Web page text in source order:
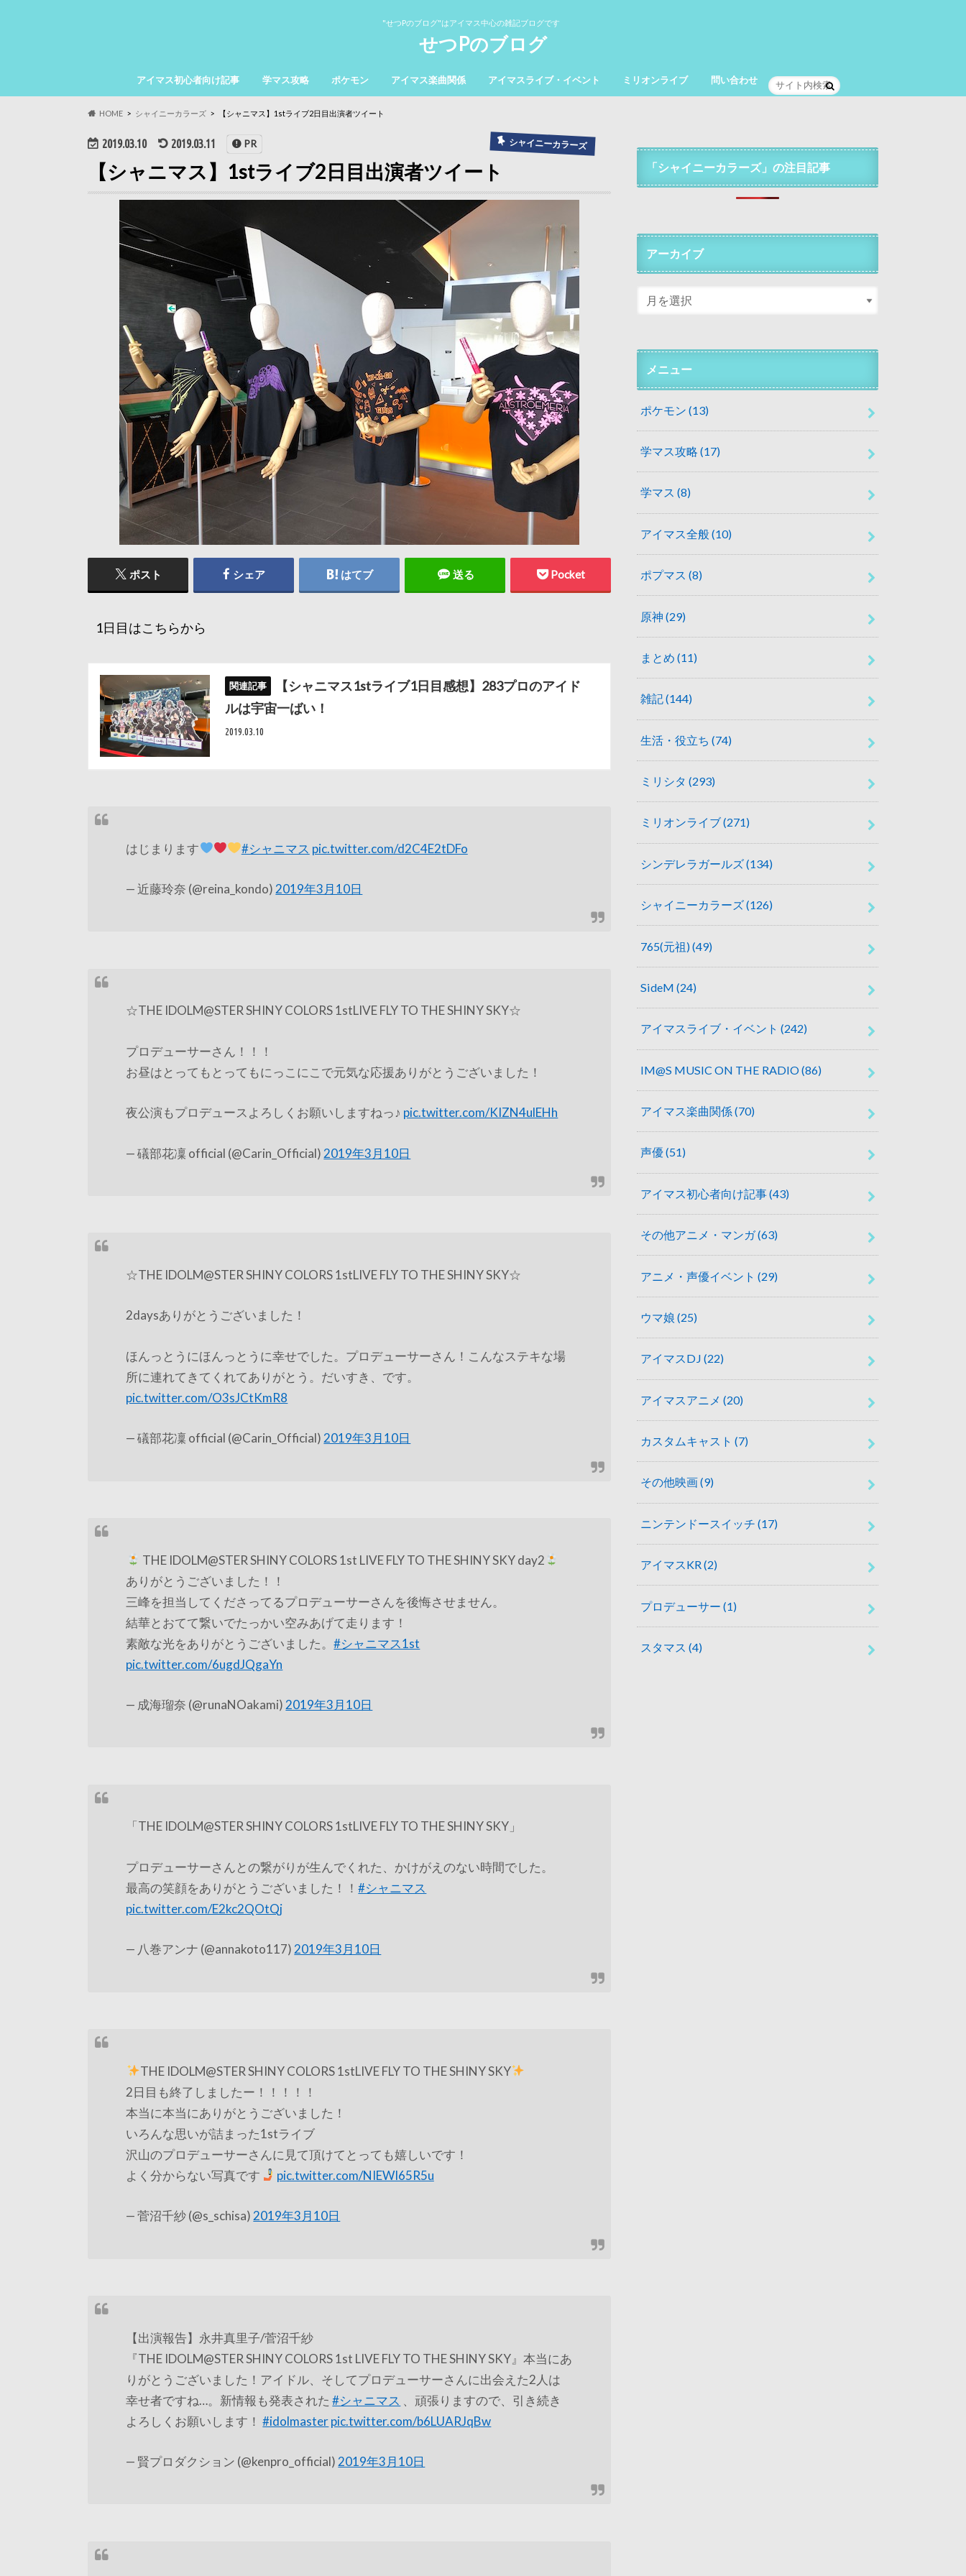
"せつPのブログ"はアイマス中心の雑記ブログです
せつPのブログ
アイマス初心者向け記事 学マス攻略 ポケモン アイマス楽曲関係 アイマスライブ・イベント ミリオンライブ 問い合わせ
HOME シャイニーカラーズ 【シャニマス】1stライブ2日目出演者ツイート
2019.03.10 2019.03.11 シャイニーカラーズ
PR
【シャニマス】1stライブ2日目出演者ツイート
ポスト シェア はてブ 送る Pocket
1日目はこちらから
【シャニマス1stライブ1日目感想】283プロのアイド
ルは宇宙一ばい！
2019.03.10
はじまります #シャニマス pic.twitter.com/d2C4E2tDFo
— 近藤玲奈 (@reina_kondo) 2019年3月10日
☆THE IDOLM@STER SHINY COLORS 1stLIVE FLY TO THE SHINY SKY☆
プロデューサーさん！！！
お昼はとってもとってもにっこにこで元気な応援ありがとうございました！
夜公演もプロデュースよろしくお願いしますねっ♪ pic.twitter.com/KIZN4ulEHh
— 礒部花凜 official (@Carin_Official) 2019年3月10日
☆THE IDOLM@STER SHINY COLORS 1stLIVE FLY TO THE SHINY SKY☆
2daysありがとうございました！
ほんっとうにほんっとうに幸せでした。プロデューサーさん！こんなステキな場
所に連れてきてくれてありがとう。だいすき、です。
pic.twitter.com/O3sJCtKmR8
— 礒部花凜 official (@Carin_Official) 2019年3月10日
THE IDOLM@STER SHINY COLORS 1st LIVE FLY TO THE SHINY SKY day2
ありがとうございました！！
三峰を担当してくださってるプロデューサーさんを後悔させません。
結華とおてて繋いでたっかい空みあげて走ります！
素敵な光をありがとうございました。#シャニマス1st
pic.twitter.com/6ugdJQgaYn
— 成海瑠奈 (@runaNOakami) 2019年3月10日
「THE IDOLM@STER SHINY COLORS 1stLIVE FLY TO THE SHINY SKY」
プロデューサーさんとの繋がりが生んでくれた、かけがえのない時間でした。
最高の笑顔をありがとうございました！！#シャニマス
pic.twitter.com/E2kc2QOtQj
— 八巻アンナ (@annakoto117)2019年3月10日
THE IDOLM@STER SHINY COLORS 1stLIVE FLY TO THE SHINY SKY
2日目も終了しましたー！！！！！
本当に本当にありがとうございました！
いろんな思いが詰まった1stライブ
沢山のプロデューサーさんに見て頂けてとっても嬉しいです！
よく分からない写真です
pic.twitter.com/NIEWI65R5u
— 菅沼千紗 (@s_schisa) 2019年3月10日
【出演報告】永井真里子/菅沼千紗
『THE IDOLM@STER SHINY COLORS 1st LIVE FLY TO THE SHINY SKY』本当にあ
りがとうございました！アイドル、そしてプロデューサーさんに出会えた2人は
幸せ者ですね…。新情報も発表された#シャニマス
、頑張りますので、引き続き
よろしくお願いします！#idolmasterpic.twitter.com/b6LUARJqBw
— 賢プロダクション (@kenpro_official) 2019年3月10日
「シャイニーカラーズ」の注目記事
アーカイブ
メニュー
ポケモン (13)
学マス攻略 (17)
学マス (8)
アイマス全般(10)
ポプマス (8)
原神 (29)
まとめ (11)
雑記(144)
生活・役立ち (74)
ミリシタ (293)
ミリオンライブ(271)
シンデレラガールズ(134)
シャイニーカラーズ(126)
765(元祖)(49)
SideM (24)
アイマスライブ・イベント (242)
IM@S MUSIC ON THE RADIO(86)
アイマス楽曲関係(70)
声優(51)
アイマス初心者向け記事(43)
その他アニメ・マンガ(63)
アニメ・声優イベント (29)
ウマ娘 (25)
アイマスDJ (22)
アイマスアニメ (20)
カスタムキャスト (7)
その他映画(9)
ニンテンドースイッチ (17)
アイマスKR(2)
プロデューサー (1)
スタマス (4)